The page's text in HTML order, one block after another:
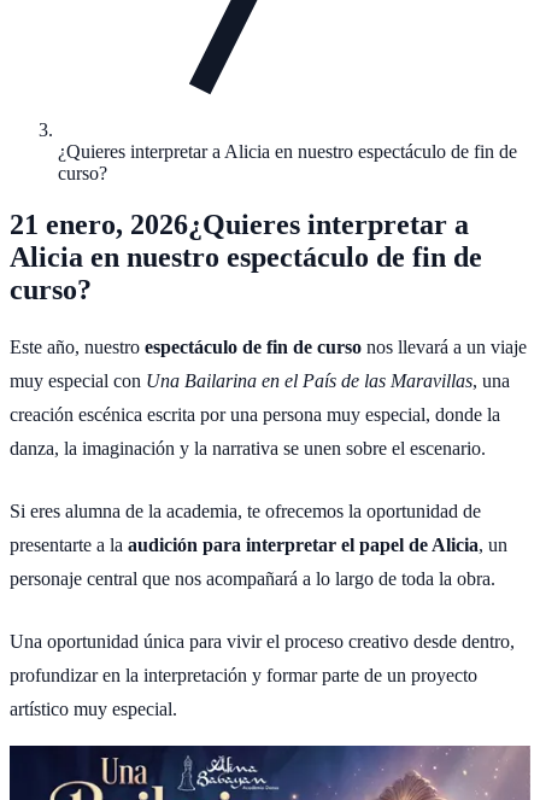
¿Quieres interpretar a Alicia en nuestro espectáculo de fin de
curso?
21 enero, 2026¿Quieres interpretar a
Alicia en nuestro espectáculo de fin de
curso?
Este año, nuestro espectáculo de fin de curso nos llevará a un viaje
muy especial con Una Bailarina en el País de las Maravillas, una
creación escénica escrita por una persona muy especial, donde la
danza, la imaginación y la narrativa se unen sobre el escenario.
Si eres alumna de la academia, te ofrecemos la oportunidad de
presentarte a la audición para interpretar el papel de Alicia, un
personaje central que nos acompañará a lo largo de toda la obra.
Una oportunidad única para vivir el proceso creativo desde dentro,
profundizar en la interpretación y formar parte de un proyecto
artístico muy especial.